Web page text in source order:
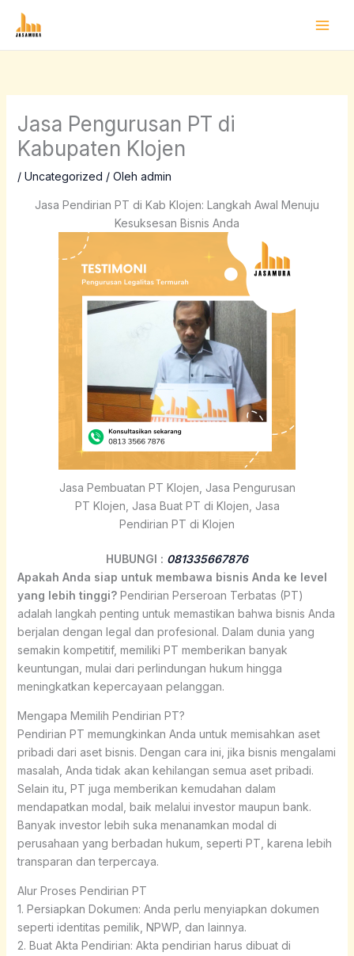
Jasa Pengurusan PT di
Kabupaten Klojen
/ Uncategorized / Oleh admin
Jasa Pendirian PT di Kab Klojen: Langkah Awal Menuju
Kesuksesan Bisnis Anda
Jasa Pembuatan PT Klojen, Jasa Pengurusan
PT Klojen, Jasa Buat PT di Klojen, Jasa
Pendirian PT di Klojen
HUBUNGI : 081335667876
Apakah Anda siap untuk membawa bisnis Anda ke level
yang lebih tinggi?Pendirian Perseroan Terbatas (PT)
adalah langkah penting untuk memastikan bahwa bisnis Anda
berjalan dengan legal dan profesional. Dalam dunia yang
semakin kompetitif, memiliki PT memberikan banyak
keuntungan, mulai dari perlindungan hukum hingga
meningkatkan kepercayaan pelanggan.
Mengapa Memilih Pendirian PT?
Pendirian PT memungkinkan Anda untuk memisahkan aset
pribadi dari aset bisnis. Dengan cara ini, jika bisnis mengalami
masalah, Anda tidak akan kehilangan semua aset pribadi.
Selain itu, PT juga memberikan kemudahan dalam
mendapatkan modal, baik melalui investor maupun bank.
Banyak investor lebih suka menanamkan modal di
perusahaan yang berbadan hukum, seperti PT, karena lebih
transparan dan terpercaya.
Alur Proses Pendirian PT
1. Persiapkan Dokumen: Anda perlu menyiapkan dokumen
seperti identitas pemilik, NPWP, dan lainnya.
2. Buat Akta Pendirian: Akta pendirian harus dibuat di